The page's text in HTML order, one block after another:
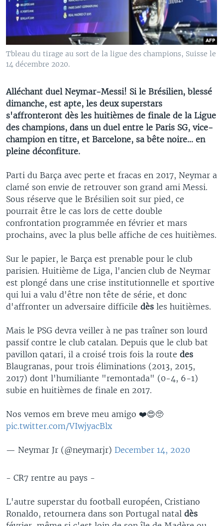
Tbleau du tirage au sort de la ligue des champions, Suisse le
14 décembre 2020.
Alléchant duel Neymar-Messi! Si le Brésilien, blessé
dimanche, est apte, les deux superstars
s'affronteront dès les huitièmes de finale de la Ligue
des champions, dans un duel entre le Paris SG, vice-
champion en titre, et Barcelone, sa bête noire... en
pleine déconfiture.
Parti du Barça avec perte et fracas en 2017, Neymar a
clamé son envie de retrouver son grand ami Messi.
Sous réserve que le Brésilien soit sur pied, ce
pourrait être le cas lors de cette double
confrontation programmée en février et mars
prochains, avec la plus belle affiche de ces huitièmes.
Sur le papier, le Barça est prenable pour le club
parisien. Huitième de Liga, l'ancien club de Neymar
est plongé dans une crise institutionnelle et sportive
qui lui a valu d'être non tête de série, et donc
d'affronter un adversaire difficile dès les huitièmes.
Mais le PSG devra veiller à ne pas traîner son lourd
passif contre le club catalan. Depuis que le club bat
pavillon qatari, il a croisé trois fois la route des
Blaugranas, pour trois éliminations (2013, 2015,
2017) dont l'humiliante "remontada" (0-4, 6-1)
subie en huitièmes de finale en 2017.
Nos vemos em breve meu amigo ❤️😍🥺
pic.twitter.com/VIwjyacBlx
— Neymar Jr (@neymarjr) December 14, 2020
- CR7 rentre au pays -
L'autre superstar du football européen, Cristiano
Ronaldo, retournera dans son Portugal natal dès